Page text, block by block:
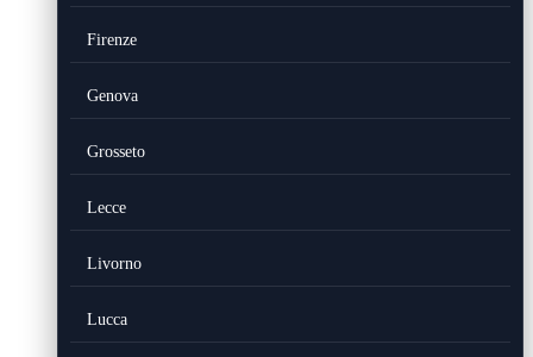
Firenze
Genova
Grosseto
Lecce
Livorno
Lucca